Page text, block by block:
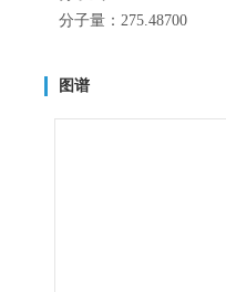
分子量：275.48700
图谱